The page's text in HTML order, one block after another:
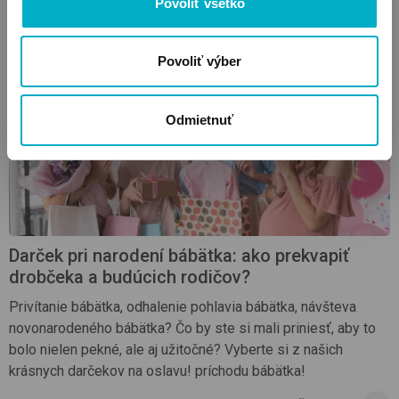
Povoliť výber
Odmietnuť
Čítať viac
Darček pri narodení bábätka: ako prekvapiť
drobčeka a budúcich rodičov?
Privítanie bábätka, odhalenie pohlavia bábätka, návšteva
novonarodeného bábätka? Čo by ste si mali priniesť, aby to
bolo nielen pekné, ale aj užitočné? Vyberte si z našich
krásnych darčekov na oslavu! príchodu bábätka!